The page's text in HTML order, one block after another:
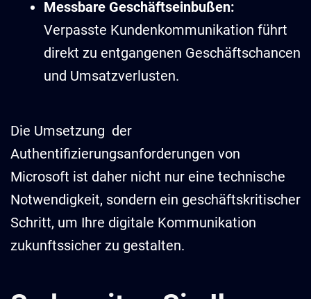
Messbare Geschäftseinbußen:
Verpasste Kundenkommunikation führt
direkt zu entgangenen Geschäftschancen
und Umsatzverlusten.
Die Umsetzung der
Authentifizierungsanforderungen von
Microsoft ist daher nicht nur eine technische
Notwendigkeit, sondern ein geschäftskritischer
Schritt, um Ihre digitale Kommunikation
zukunftssicher zu gestalten.